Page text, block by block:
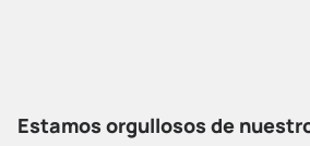
Estamos orgullosos de